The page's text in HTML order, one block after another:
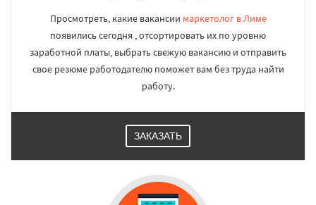
Просмотреть, какие вакансии маркетолог в Лиме
появились сегодня , отсортировать их по уровню
заработной платы, выбрать свежую вакансию и отправить
свое резюме работодателю поможет вам без труда найти
работу.
ЗАКАЗАТЬ